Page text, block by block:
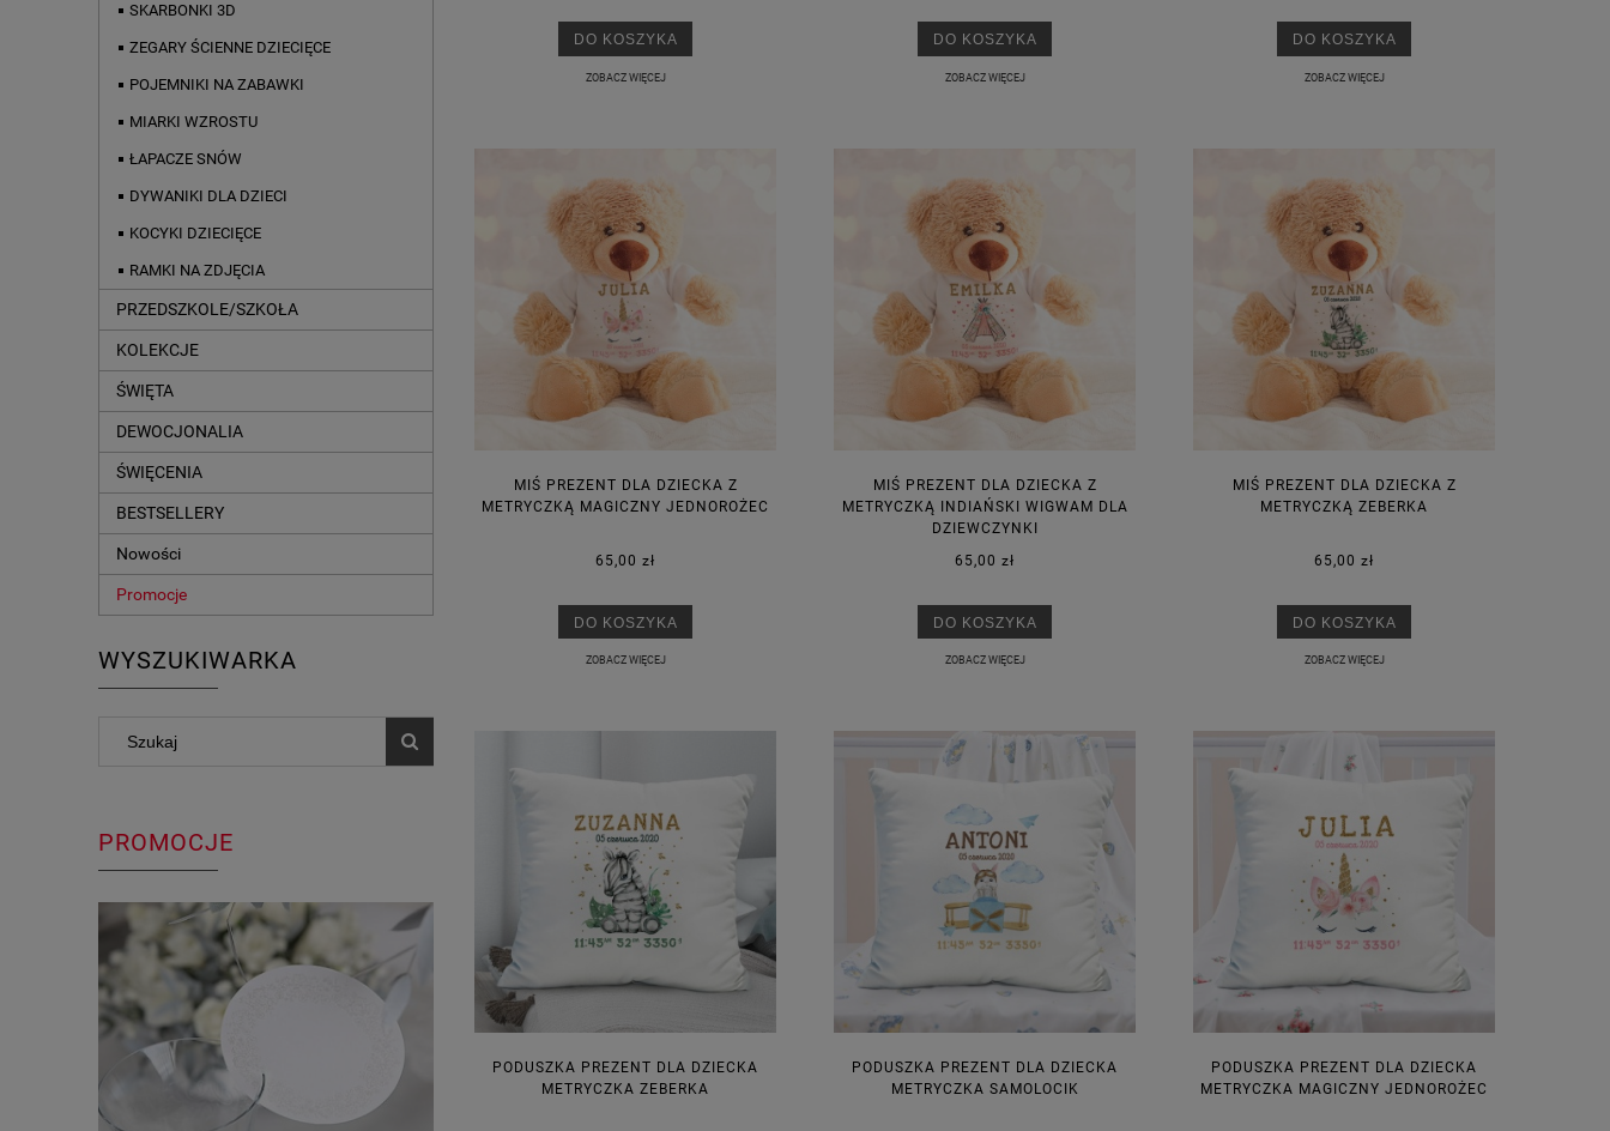
SKARBONKI 3D
ZEGARY ŚCIENNE DZIECIĘCE
POJEMNIKI NA ZABAWKI
MIARKI WZROSTU
ŁAPACZE SNÓW
DYWANIKI DLA DZIECI
KOCYKI DZIECIĘCE
RAMKI NA ZDJĘCIA
PRZEDSZKOLE/SZKOŁA
KOLEKCJE
ŚWIĘTA
DEWOCJONALIA
ŚWIĘCENIA
BESTSELLERY
Nowości
Promocje
WYSZUKIWARKA
PROMOCJE
DO KOSZYKA
ZOBACZ WIĘCEJ
DO KOSZYKA
ZOBACZ WIĘCEJ
DO KOSZYKA
ZOBACZ WIĘCEJ
MIŚ PREZENT DLA DZIECKA Z
METRYCZKĄ MAGICZNY JEDNOROŻEC
65,00 zł
DO KOSZYKA
ZOBACZ WIĘCEJ
MIŚ PREZENT DLA DZIECKA Z
METRYCZKĄ INDIAŃSKI WIGWAM DLA
DZIEWCZYNKI
65,00 zł
DO KOSZYKA
ZOBACZ WIĘCEJ
MIŚ PREZENT DLA DZIECKA Z
METRYCZKĄ ZEBERKA
65,00 zł
DO KOSZYKA
ZOBACZ WIĘCEJ
PODUSZKA PREZENT DLA DZIECKA
METRYCZKA ZEBERKA
PODUSZKA PREZENT DLA DZIECKA
METRYCZKA SAMOLOCIK
PODUSZKA PREZENT DLA DZIECKA
METRYCZKA MAGICZNY JEDNOROŻEC